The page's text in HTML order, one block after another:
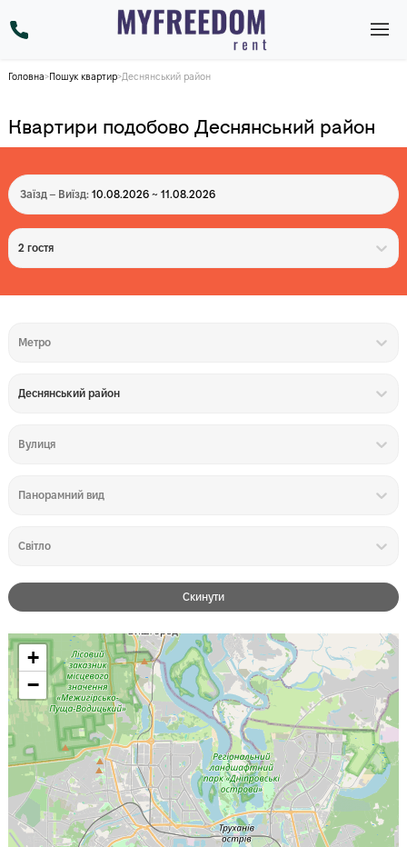
Головна>Пошук квартир>Деснянський район
Квартири подобово Деснянський район
Заїзд – Виїзд: 10.08.2026 ~ 11.08.2026
2 гостя
Метро
Деснянський район
Вулиця
Панорамний вид
Світло
Скинути
+
−